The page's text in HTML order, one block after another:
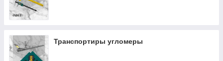
Транспортиры угломеры